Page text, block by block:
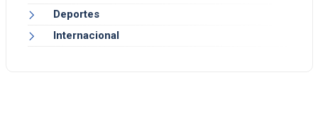
Deportes
Internacional